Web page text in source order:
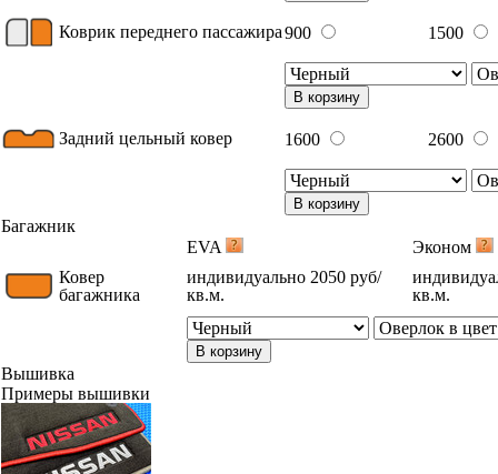
Коврик переднего пассажира900 1500
В корзину
Задний цельный ковер 1600 2600
В корзину
Багажник
EVA
Эконом
Ковер
багажника
индивидуально 2050 руб/
кв.м.
кв.м.
В корзину
Вышивка
Примеры вышивки